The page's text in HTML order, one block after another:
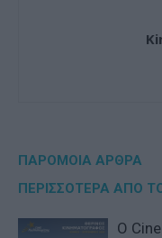
ΠΑΡΟΜΟΙΑ ΑΡΘΡΑ
ΠΕΡΙΣΣΟΤΕΡΑ ΑΠΟ
Ο